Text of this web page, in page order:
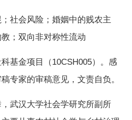
；社会风险；婚姻中的贱农主
；双向非对称性流动
科基金项目（10CSH005）。感
专家的审稿意见，文责自负。
武汉大学社会学研究所副所